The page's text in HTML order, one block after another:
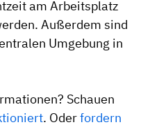
am Arbeitsplatz
Außerdem sind
Umgebung in
Schauen
. Oderfordern